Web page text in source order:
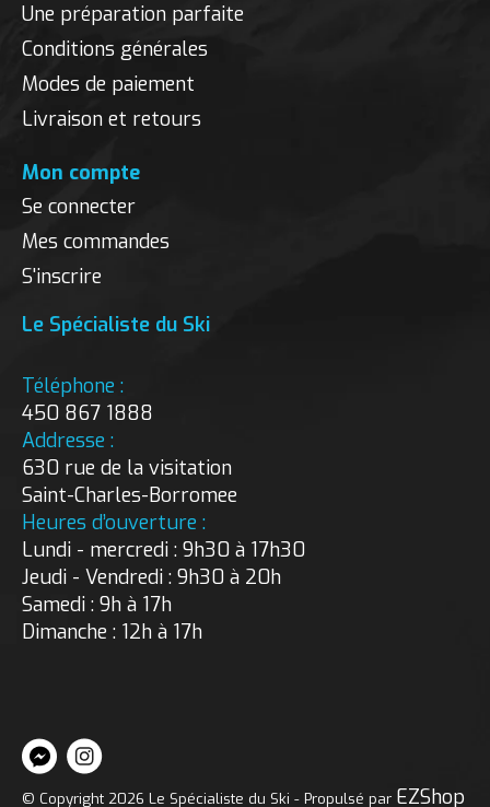
Une préparation parfaite
Conditions générales
Modes de paiement
Livraison et retours
Mon compte
Se connecter
Mes commandes
S'inscrire
Le Spécialiste du Ski
Téléphone :
450 867 1888
Addresse :
630 rue de la visitation
Saint-Charles-Borromee
Heures d’ouverture :
Lundi - mercredi : 9h30 à 17h30
Jeudi - Vendredi : 9h30 à 20h
Samedi : 9h à 17h
Dimanche : 12h à 17h
© Copyright 2026 Le Spécialiste du Ski - Propulsé par EZShop